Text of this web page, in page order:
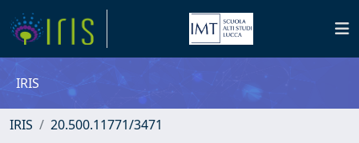
IRIS
IRIS 20.500.11771/3471